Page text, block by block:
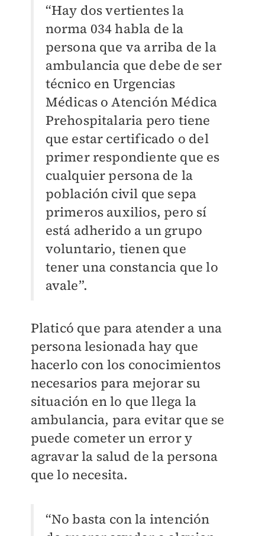
“Hay dos vertientes la
norma 034 habla de la
persona que va arriba de la
ambulancia que debe de ser
técnico en Urgencias
Médicas o Atención Médica
Prehospitalaria pero tiene
que estar certificado o del
primer respondiente que es
cualquier persona de la
población civil que sepa
primeros auxilios, pero sí
está adherido a un grupo
voluntario, tienen que
tener una constancia que lo
avale”.
Platicó que para atender a una
persona lesionada hay que
hacerlo con los conocimientos
necesarios para mejorar su
situación en lo que llega la
ambulancia, para evitar que se
puede cometer un error y
agravar la salud de la persona
que lo necesita.
“No basta con la intención